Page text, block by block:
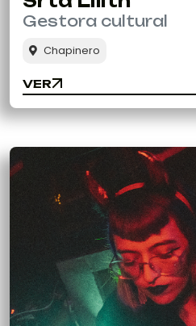
Gestora cultural
Chapinero
VER
VER